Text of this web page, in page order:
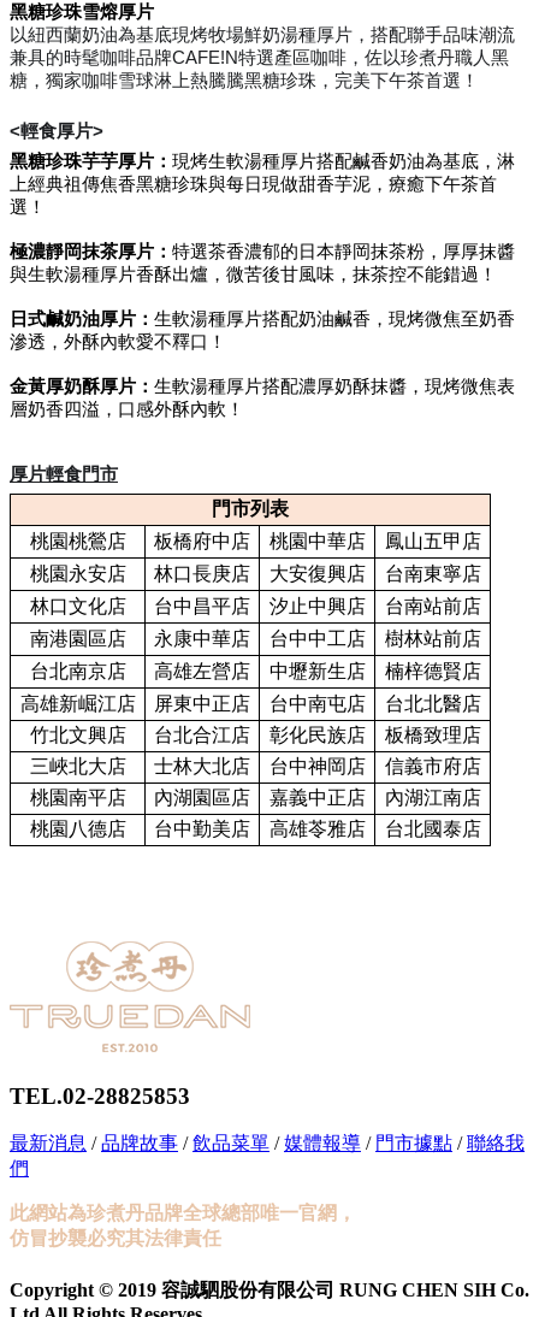
黑糖珍珠雪熔厚片
以紐西蘭奶油為基底現烤牧場鮮奶湯種厚片，搭配聯手品味潮流
兼具的時髦咖啡品牌CAFE!N特選產區咖啡，佐以珍煮丹職人黑
糖，獨家咖啡雪球淋上熱騰騰黑糖珍珠，完美下午茶首選！
<輕食厚片>
黑糖珍珠芋芋厚片： 現烤生軟湯種厚片搭配鹹香奶油為基底，淋
上經典祖傳焦香黑糖珍珠與每日現做甜香芋泥，療癒下午茶首
選！
極濃靜岡抹茶厚片： 特選茶香濃郁的日本靜岡抹茶粉，厚厚抹醬
與生軟湯種厚片香酥出爐，微苦後甘風味，抹茶控不能錯過！
日式鹹奶油厚片： 生軟湯種厚片搭配奶油鹹香，現烤微焦至奶香
滲透，外酥內軟愛不釋口！
金黃厚奶酥厚片： 生軟湯種厚片搭配濃厚奶酥抹醬，現烤微焦表
層奶香四溢，口感外酥內軟！
厚片輕食門市
門市列表
桃園桃鶯店
板橋府中店 桃園中華店
鳳山五甲店
桃園永安店
林口長庚店 大安復興店
台南東寧店
林口文化店
台中昌平店 汐止中興店
台南站前店
南港園區店
永康中華店 台中中工店
樹林站前店
台北南京店
高雄左營店 中壢新生店
楠梓德賢店
高雄新崛江店
屏東中正店 台中南屯店
台北北醫店
竹北文興店
台北合江店 彰化民族店
板橋致理店
三峽北大店
士林大北店 台中神岡店
信義市府店
桃園南平店
內湖園區店 嘉義中正店
內湖江南店
桃園八德店
台中勤美店 高雄苓雅店 台北國泰店
TEL.02-28825853
最新消息 /品牌故事 / 飲品菜單 / 媒體報導 / 門市據點 / 聯絡我
們
此網站為珍煮丹品牌全球總部唯一官網，
仿冒抄襲必究其法律責任
Copyright © 2019 容誠駟股份有限公司 RUNG CHEN SIH Co.